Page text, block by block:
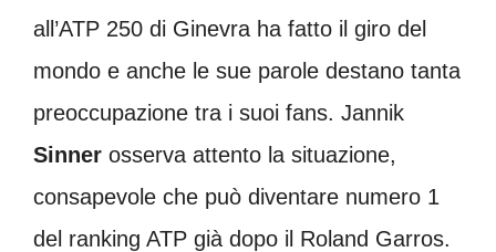
all’ATP 250 di Ginevra ha fatto il giro del
mondo e anche le sue parole destano tanta
preoccupazione tra i suoi fans. Jannik
Sinner osserva attento la situazione,
consapevole che può diventare numero 1
del ranking ATP già dopo il Roland Garros.